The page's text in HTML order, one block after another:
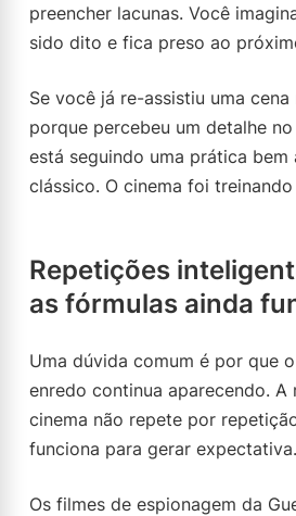
preencher lacunas. Você
sido dito e fica preso ao
Se você já re-assistiu uma
porque percebeu um detalhe
está seguindo uma prática bem
clássico. O cinema foi
Repetições
as fórmulas ainda
Uma dúvida comum é por que
enredo continua aparecendo. A
cinema não repete por
funciona para gerar expectativa.
Os filmes de espionagem da